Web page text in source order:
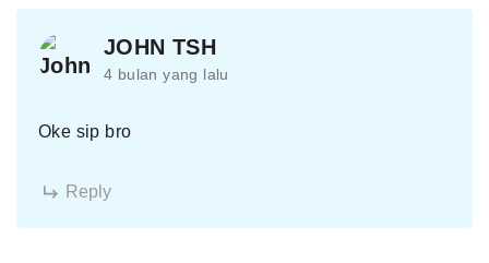
JOHN TSH
4 bulan yang lalu
Oke sip bro
Reply